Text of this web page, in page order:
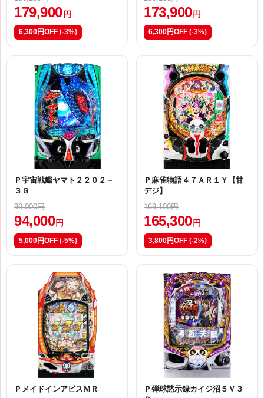
179,900 円
6,300円OFF (-3%)
173,900 円
6,300円OFF (-3%)
Ｐ宇宙戦艦ヤマト２２０２－
３Ｇ
99,000円
94,000 円
5,000円OFF (-5%)
Ｐ麻雀物語４７ＡＲ１Ｙ【甘
デジ】
169,100円
165,300 円
3,800円OFF (-2%)
ＰメイドインアビスＭＲ
Ｐ弾球黙示録カイジ沼５Ｖ３